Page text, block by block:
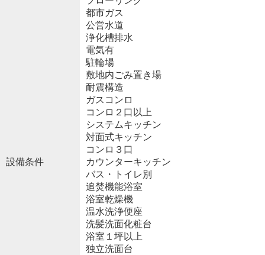
設備条件
都市ガス
公営水道
浄化槽排水
電気有
駐輪場
敷地内ごみ置き場
耐震構造
ガスコンロ
コンロ２口以上
システムキッチン
対面式キッチン
コンロ３口
カウンターキッチン
バス・トイレ別
追焚機能浴室
浴室乾燥機
温水洗浄便座
洗髪洗面化粧台
浴室１坪以上
独立洗面台